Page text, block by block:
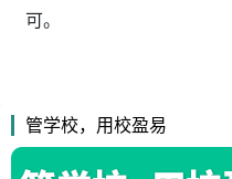
可。
管学校，用校盈易